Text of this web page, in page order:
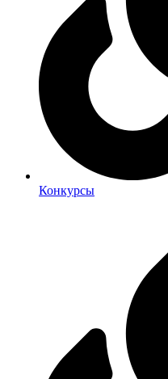
Конкурсы